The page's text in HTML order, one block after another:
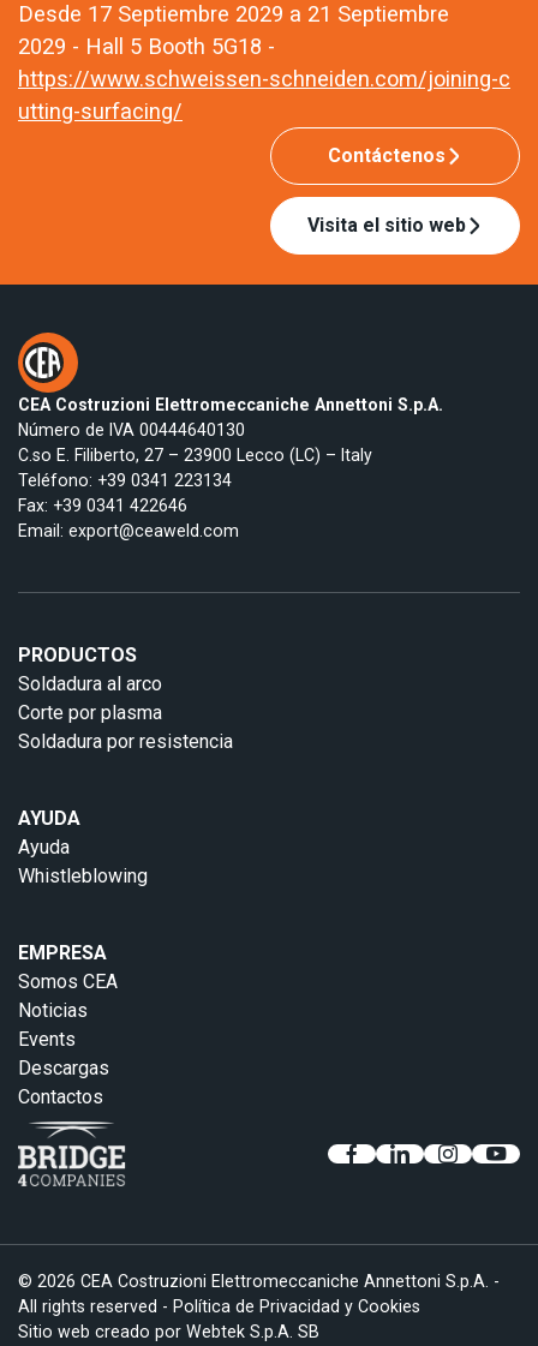
Desde 17 Septiembre 2029 a 21 Septiembre
2029 - Hall 5 Booth 5G18 -
https://www.schweissen-schneiden.com/joining-c
utting-surfacing/
Contáctenos
Visita el sitio web
CEA Costruzioni Elettromeccaniche Annettoni S.p.A.
Número de IVA 00444640130
C.so E. Filiberto, 27 – 23900 Lecco (LC) – Italy
Teléfono: +39 0341 223134
Fax: +39 0341 422646
Email: export@ceaweld.com
PRODUCTOS
Soldadura al arco
Corte por plasma
Soldadura por resistencia
AYUDA
Ayuda
Whistleblowing
EMPRESA
Somos CEA
Noticias
Events
Descargas
Contactos
© 2026 CEA Costruzioni Elettromeccaniche Annettoni S.p.A. -
All rights reserved - Política de Privacidad y Cookies
Sitio web creado por Webtek S.p.A. SB